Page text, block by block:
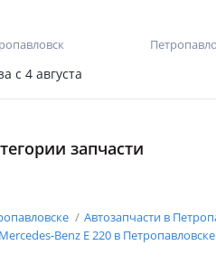
c 4 августа
запчасти
Автозапчасти в
Mercedes-Benz E 220 в Петропавловске